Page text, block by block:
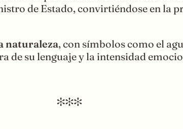
de Estado, convirtiéndose en la
naturaleza, con símbolos como el
de su lenguaje y la intensidad